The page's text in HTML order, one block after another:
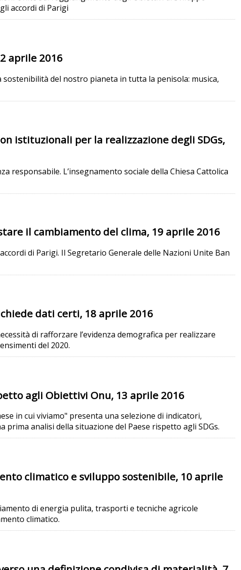
accordi di Parigi
aprile 2016
sostenibilità del nostro pianeta in tutta la penisola: musica,
istituzionali per la realizzazione degli SDGs,
responsabile. L’insegnamento sociale della Chiesa Cattolica
il cambiamento del clima, 19 aprile 2016
di Parigi. Il Segretario Generale delle Nazioni Unite Ban
dati certi, 18 aprile 2016
di rafforzare l’evidenza demografica per realizzare
del 2020.
agli Obiettivi Onu, 13 aprile 2016
in cui viviamo" presenta una selezione di indicatori,
analisi della situazione del Paese rispetto agli SDGs.
climatico e sviluppo sostenibile, 10 aprile
di energia pulita, trasporti e tecniche agricole
climatico.